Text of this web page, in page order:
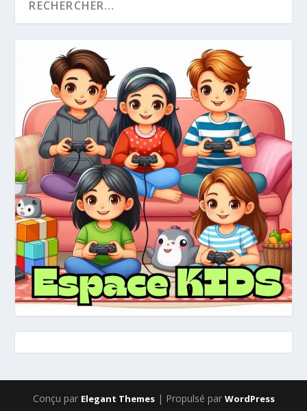
Conçu par Elegant Themes| Propulsé par WordPress